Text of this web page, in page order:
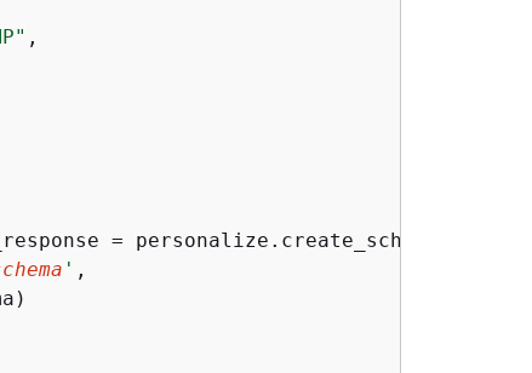
,
= personalize.create_schema(
' ,